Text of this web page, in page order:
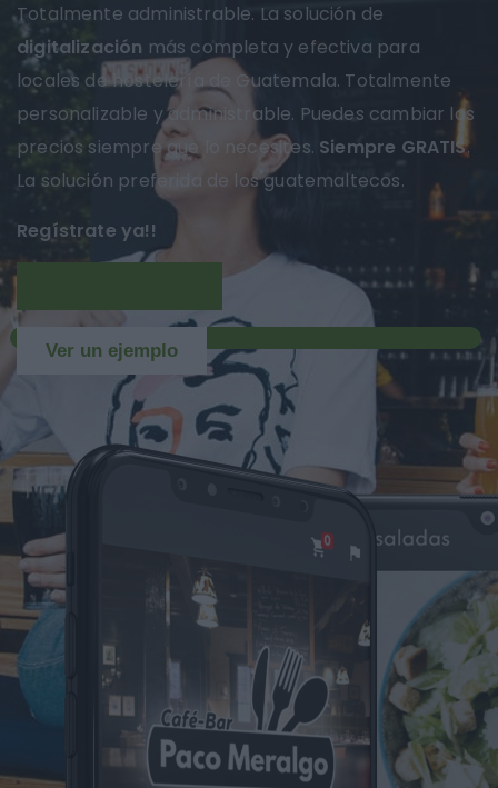
Totalmente administrable. La solución de
digitalización más completa y efectiva para
locales de hostelería de Guatemala. Totalmente
personalizable y administrable. Puedes cambiar los
precios siempre que lo necesites. Siempre GRATIS.
La solución preferida de los guatemaltecos.
Regístrate ya!!
Ver un ejemplo